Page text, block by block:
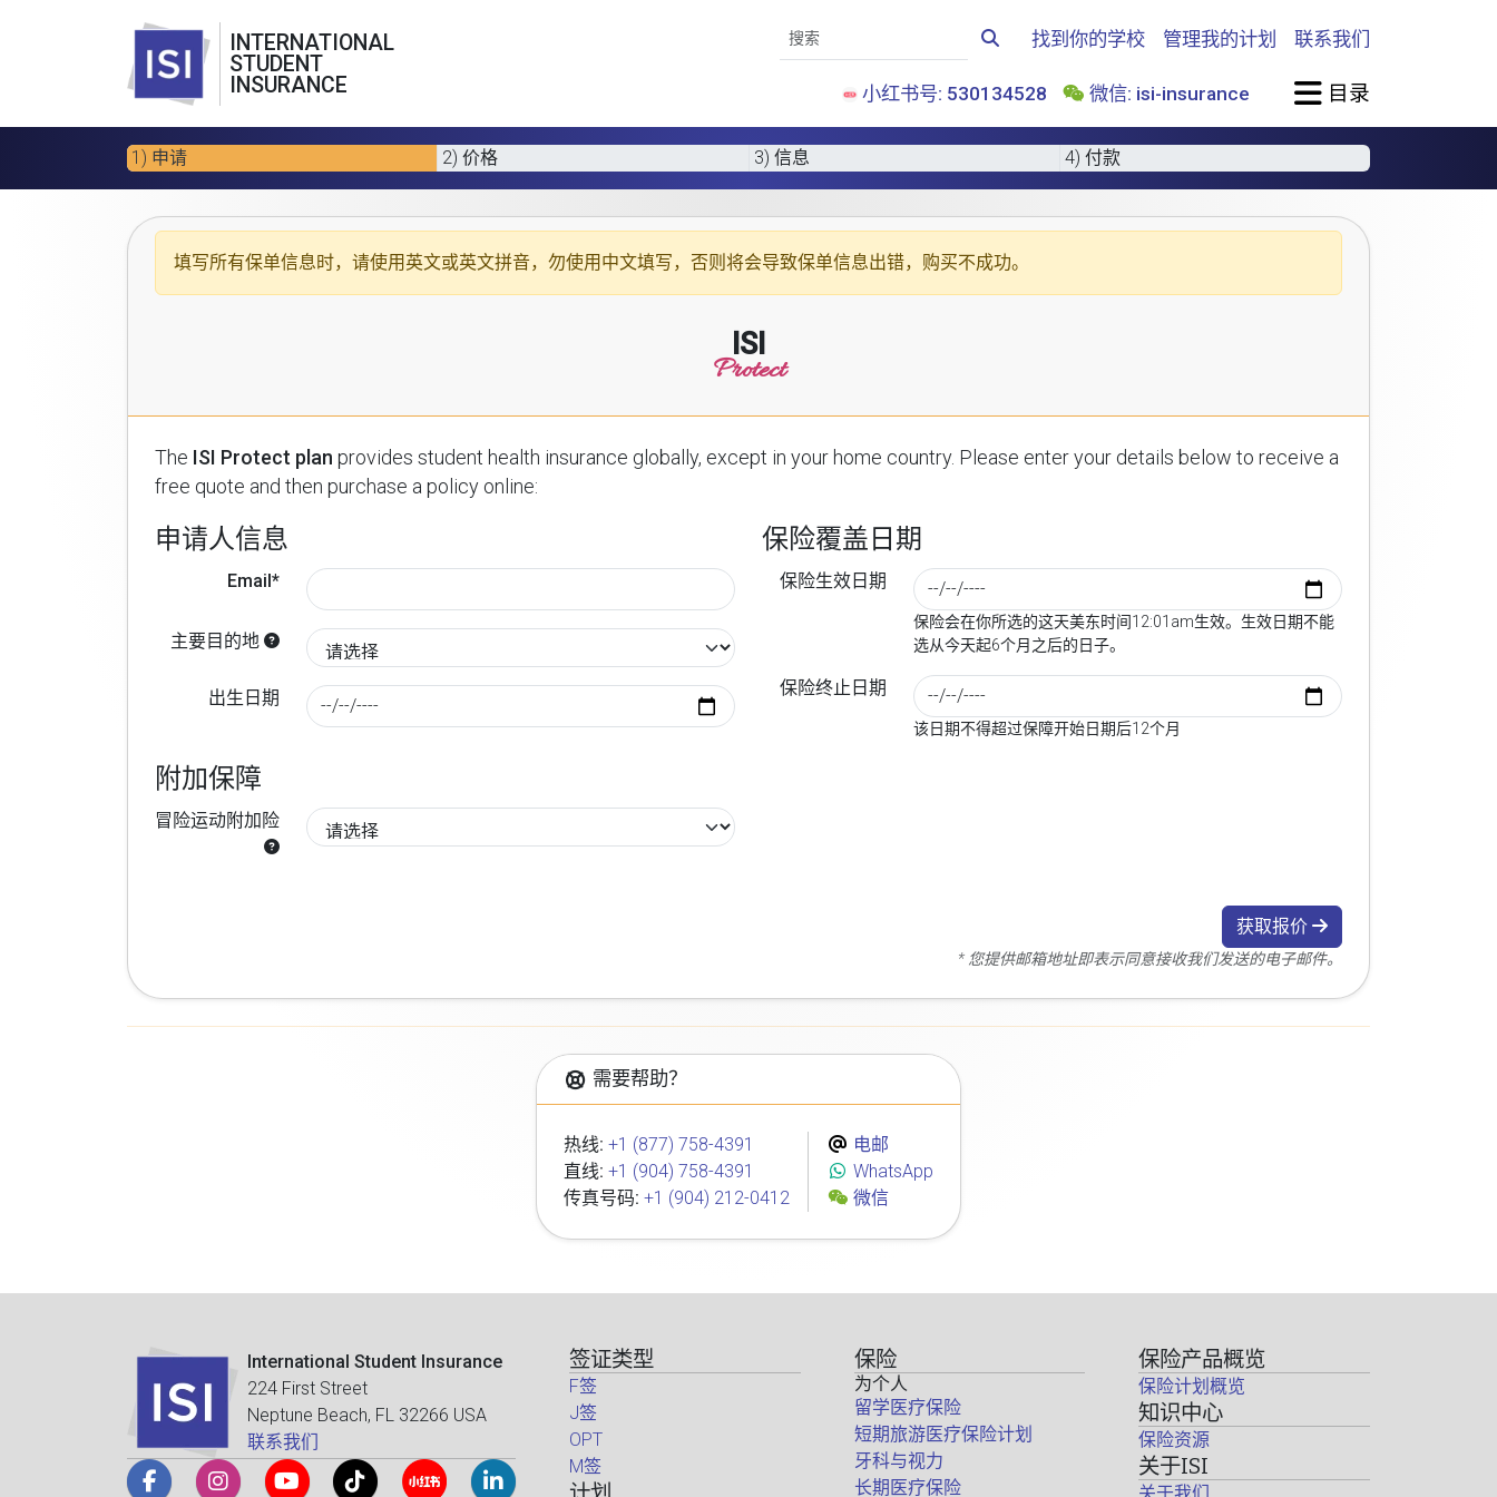
INTERNATIONAL
STUDENT
INSURANCE
找到你的学校 管理我的计划 联系我们
小红书号: 530134528 微信: isi-insurance 目录
1) 申请 2) 价格 3) 信息 4) 付款
填写所有保单信息时，请使用 英文或英文拼音，勿使用中文填写，否则将会导致保单信息出错，购买不成功。
ISI
Protect
The ISI Protect plan provides student health insurance globally, except in your home country. Please enter your details below to receive a
free quote and then purchase a policy online:
申请人信息
Email*
主要目的地
出生日期
保险覆盖日期
保险生效日期
保险会在你所选的这天美东时间12:01am生效。生效日期不能
选从今天起6个月之后的日子。
保险终止日期
该日期不得超过保障开始日期后12个月
附加保障
冒险运动附加险
获取报价
* 您提供邮箱地址即表示同意接收我们发送的电子邮件。
需要帮助？
热线: +1 (877) 758-4391
直线: +1 (904) 758-4391
传真号码: +1 (904) 212-0412
电邮
WhatsApp
微信
International Student Insurance
224 First Street
Neptune Beach, FL 32266 USA
联系我们
签证类型
F签
J签
OPT
M签
保险
为个人
留学医疗保险
短期旅游医疗保险计划
牙科与视力
长期医疗保险
保险产品概览
保险计划概览
知识中心
保险资源
关于ISI